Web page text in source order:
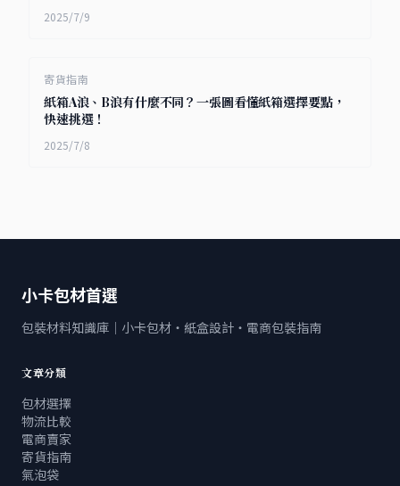
2025/7/9
寄貨指南
紙箱A浪、B浪有什麼不同？一張圖看懂紙箱選擇要點，
快速挑選！
2025/7/8
小卡包材首選
包裝材料知識庫｜小卡包材・紙盒設計・電商包裝指南
文章分類
包材選擇
物流比較
電商賣家
寄貨指南
氣泡袋